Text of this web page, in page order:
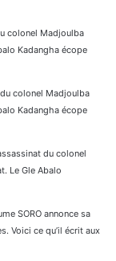
colonel Madjoulba
Kadangha écope
colonel Madjoulba
Kadangha écope
du colonel
Le Gle Abalo
SORO annonce sa
Voici ce qu’il écrit aux